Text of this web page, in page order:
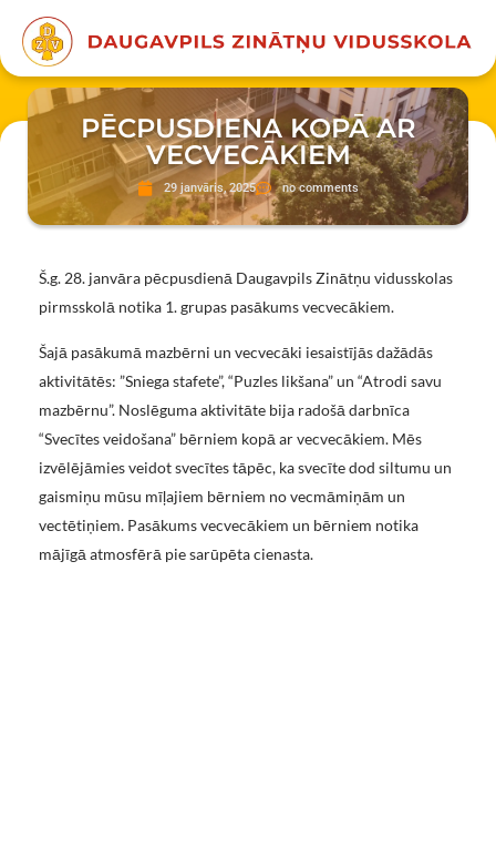
PĒCPUSDIENA KOPĀ AR
VECVECĀKIEM
29 janvāris, 2025 no comments
Š.g. 28. janvāra pēcpusdienā Daugavpils Zinātņu vidusskolas
pirmsskolā notika 1. grupas pasākums vecvecākiem.
Šajā pasākumā mazbērni un vecvecāki iesaistījās dažādās
aktivitātēs: ”Sniega stafete”, “Puzles likšana” un “Atrodi savu
mazbērnu”. Noslēguma aktivitāte bija radošā darbnīca
“Svecītes veidošana” bērniem kopā ar vecvecākiem. Mēs
izvēlējāmies veidot svecītes tāpēc, ka svecīte dod siltumu un
gaismiņu mūsu mīļajiem bērniem no vecmāmiņām un
vectētiņiem. Pasākums vecvecākiem un bērniem notika
mājīgā atmosfērā pie sarūpēta cienasta.